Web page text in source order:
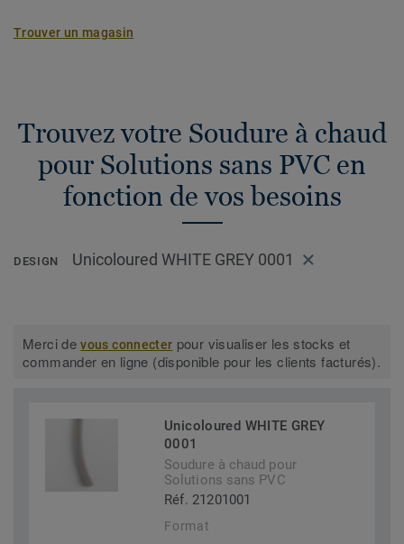
Trouver un magasin
Trouvez votre Soudure à chaud
pour Solutions sans PVC en
fonction de vos besoins
DESIGN Unicoloured WHITE GREY 0001
Merci devous connecter pour visualiser les stocks et
commander en ligne (disponible pour les clients facturés).
Unicoloured WHITE GREY
0001
Soudure à chaud pour
Solutions sans PVC
Réf. 21201001
Format